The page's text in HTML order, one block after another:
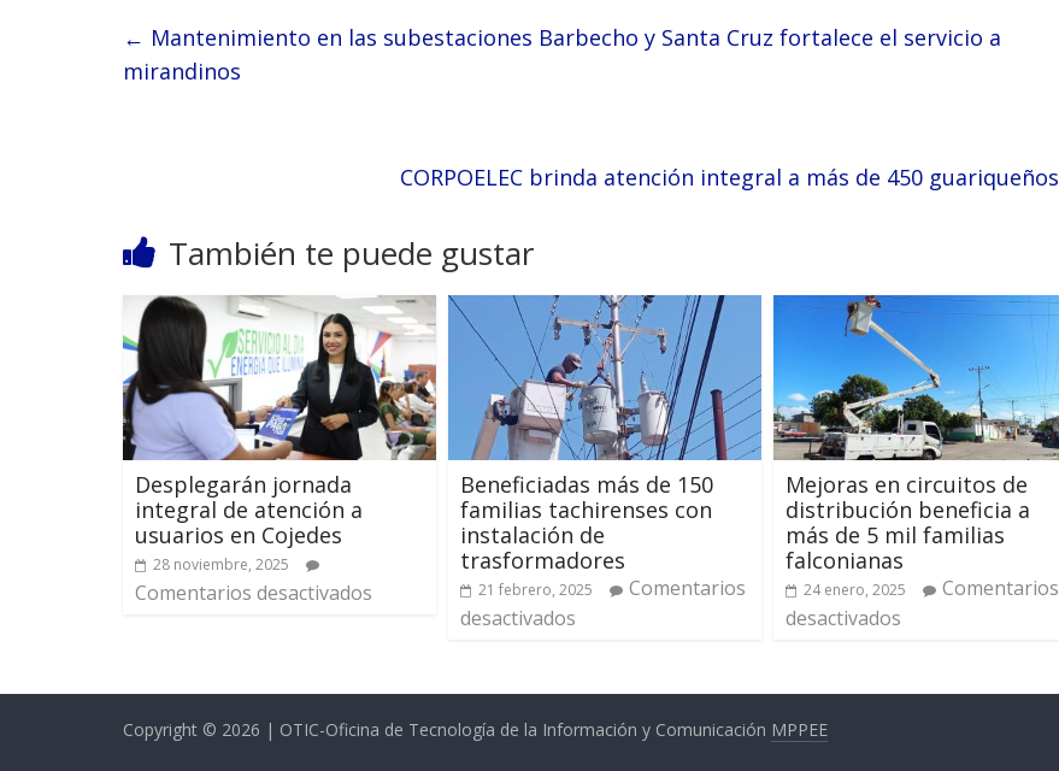
← Mantenimiento en las subestaciones Barbecho y Santa Cruz fortalece el servicio a
mirandinos
CORPOELEC brinda atención integral a más de 450 guariqueños
También te puede gustar
Desplegarán jornada
integral de atención a
usuarios en Cojedes
28 noviembre, 2025
Comentarios desactivados
Beneficiadas más de 150
familias tachirenses con
instalación de
trasformadores
21 febrero, 2025
Comentarios
desactivados
Mejoras en circuitos de
distribución beneficia a
más de 5 mil familias
falconianas
24 enero, 2025
Comentarios
desactivados
Copyright © 2026 | OTIC-Oficina de Tecnología de la Información y Comunicación MPPEE